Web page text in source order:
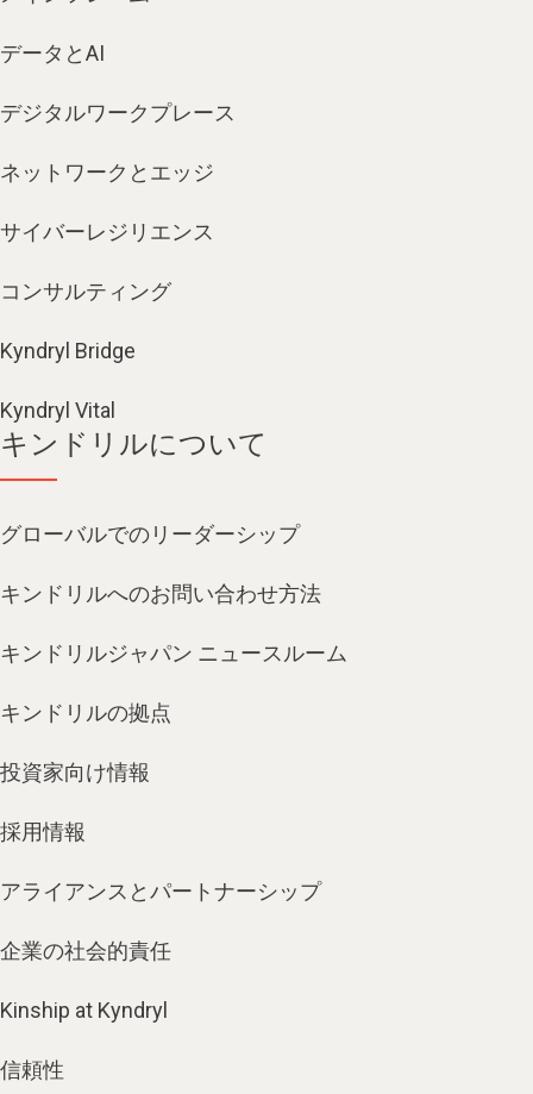
データとAI
デジタルワークプレース
ネットワークとエッジ
サイバーレジリエンス
コンサルティング
Kyndryl Bridge
Kyndryl Vital
キンドリルについて
グローバルでのリーダーシップ
キンドリルへのお問い合わせ方法
キンドリルジャパン ニュースルーム
キンドリルの拠点
投資家向け情報
採用情報
アライアンスとパートナーシップ
企業の社会的責任
Kinship at Kyndryl
信頼性